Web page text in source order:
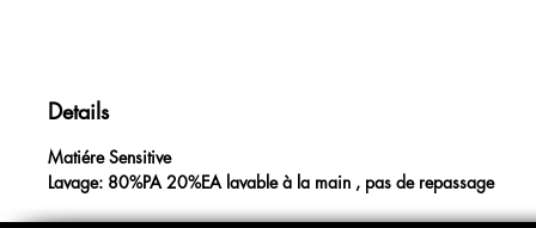
Details
Matiére Sensitive
Lavage: 80%PA 20%EA lavable à la main , pas de repassage